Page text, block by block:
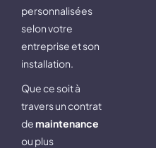
personnalisées
selon votre
entreprise et son
installation.
Que ce soit à
travers un contrat
demaintenance
ou plus